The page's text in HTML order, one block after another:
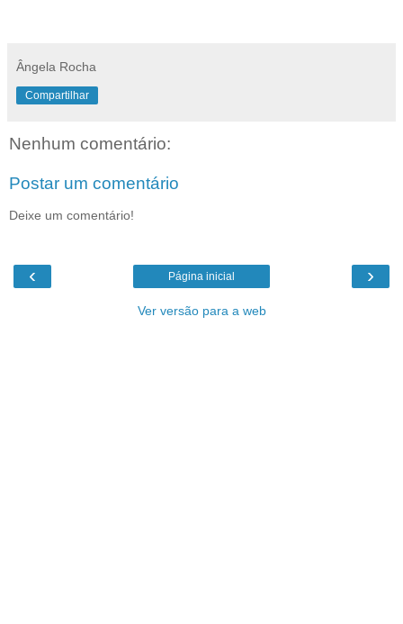
Ângela Rocha
Compartilhar
Nenhum comentário:
Postar um comentário
Deixe um comentário!
‹ ›
Página inicial
Ver versão para a web